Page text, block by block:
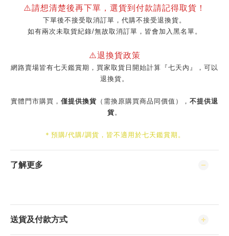
⚠️請想清楚後再下單，選貨到付款請記得取貨！
下單後不接受取消訂單，代購不接受退換貨。
如有兩次未取貨紀錄/無故取消訂單，皆會加入黑名單。
⚠️退換貨政策
網路賣場皆有七天鑑賞期，買家取貨日開始計算『七天內』，可以
退換貨。
實體門市購買， 僅提供換貨 （需換原購買商品同價值）， 不提供退
貨。
＊預購/代購/調貨，皆不適用於七天鑑賞期。
了解更多
送貨及付款方式